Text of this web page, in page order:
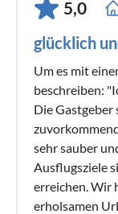
5,0
glücklich
Um es mit
beschreiben:
Die
sehr sauber
Ausflugsziele
erreichen. Wir
erholsamen